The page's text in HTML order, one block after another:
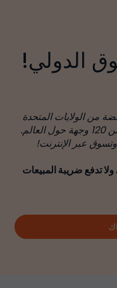
الدولي!
من الولايات المتحدة
والمملكة المتحدة وتركيا إلى أكثر من 120 وجهة حول العالم.
عبر الإنترنت!
ولا تدفع ضريبة المبيعات